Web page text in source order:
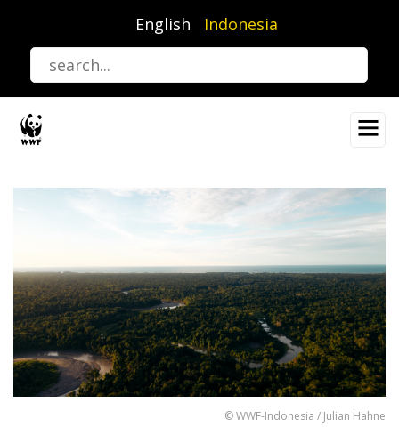
utama
English Indonesia
© WWF-Indonesia / Julian Hahne